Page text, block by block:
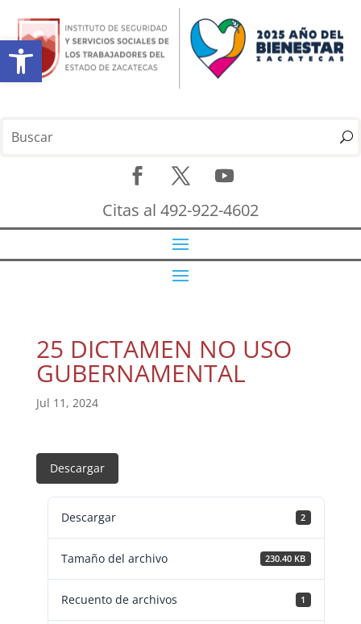
Abrir barra de herramientas
Citas al 492-922-4602
25 DICTAMEN NO USO
GUBERNAMENTAL
Jul 11, 2024
Descargar
Descargar 2
Tamaño del archivo 230.40 KB
Recuento de archivos 1